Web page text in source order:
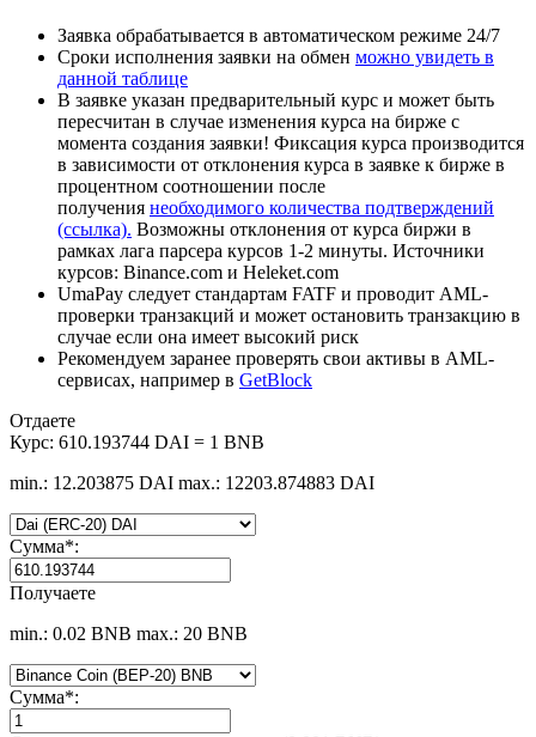
Заявка обрабатывается в автоматическом режиме 24/7
Сроки исполнения заявки на обмен можно увидеть в
данной таблице
В заявке указан предварительный курс и может быть
пересчитан в случае изменения курса на бирже с
момента создания заявки! Фиксация курса производится
в зависимости от отклонения курса в заявке к бирже в
процентном соотношении после
получения необходимого количества подтверждений
(ссылка). Возможны отклонения от курса биржи в
рамках лага парсера курсов 1-2 минуты. Источники
курсов: Binance.com и Heleket.com
UmaPay следует стандартам FATF и проводит AML-
проверки транзакций и может остановить транзакцию в
случае если она имеет высокий риск
Рекомендуем заранее проверять свои активы в AML-
сервисах, например в GetBlock
Отдаете
Курс: 610.193744 DAI = 1 BNB
min.: 12.203875 DAI max.: 12203.874883 DAI
Сумма*:
Получаете
min.: 0.02 BNB max.: 20 BNB
Сумма*: